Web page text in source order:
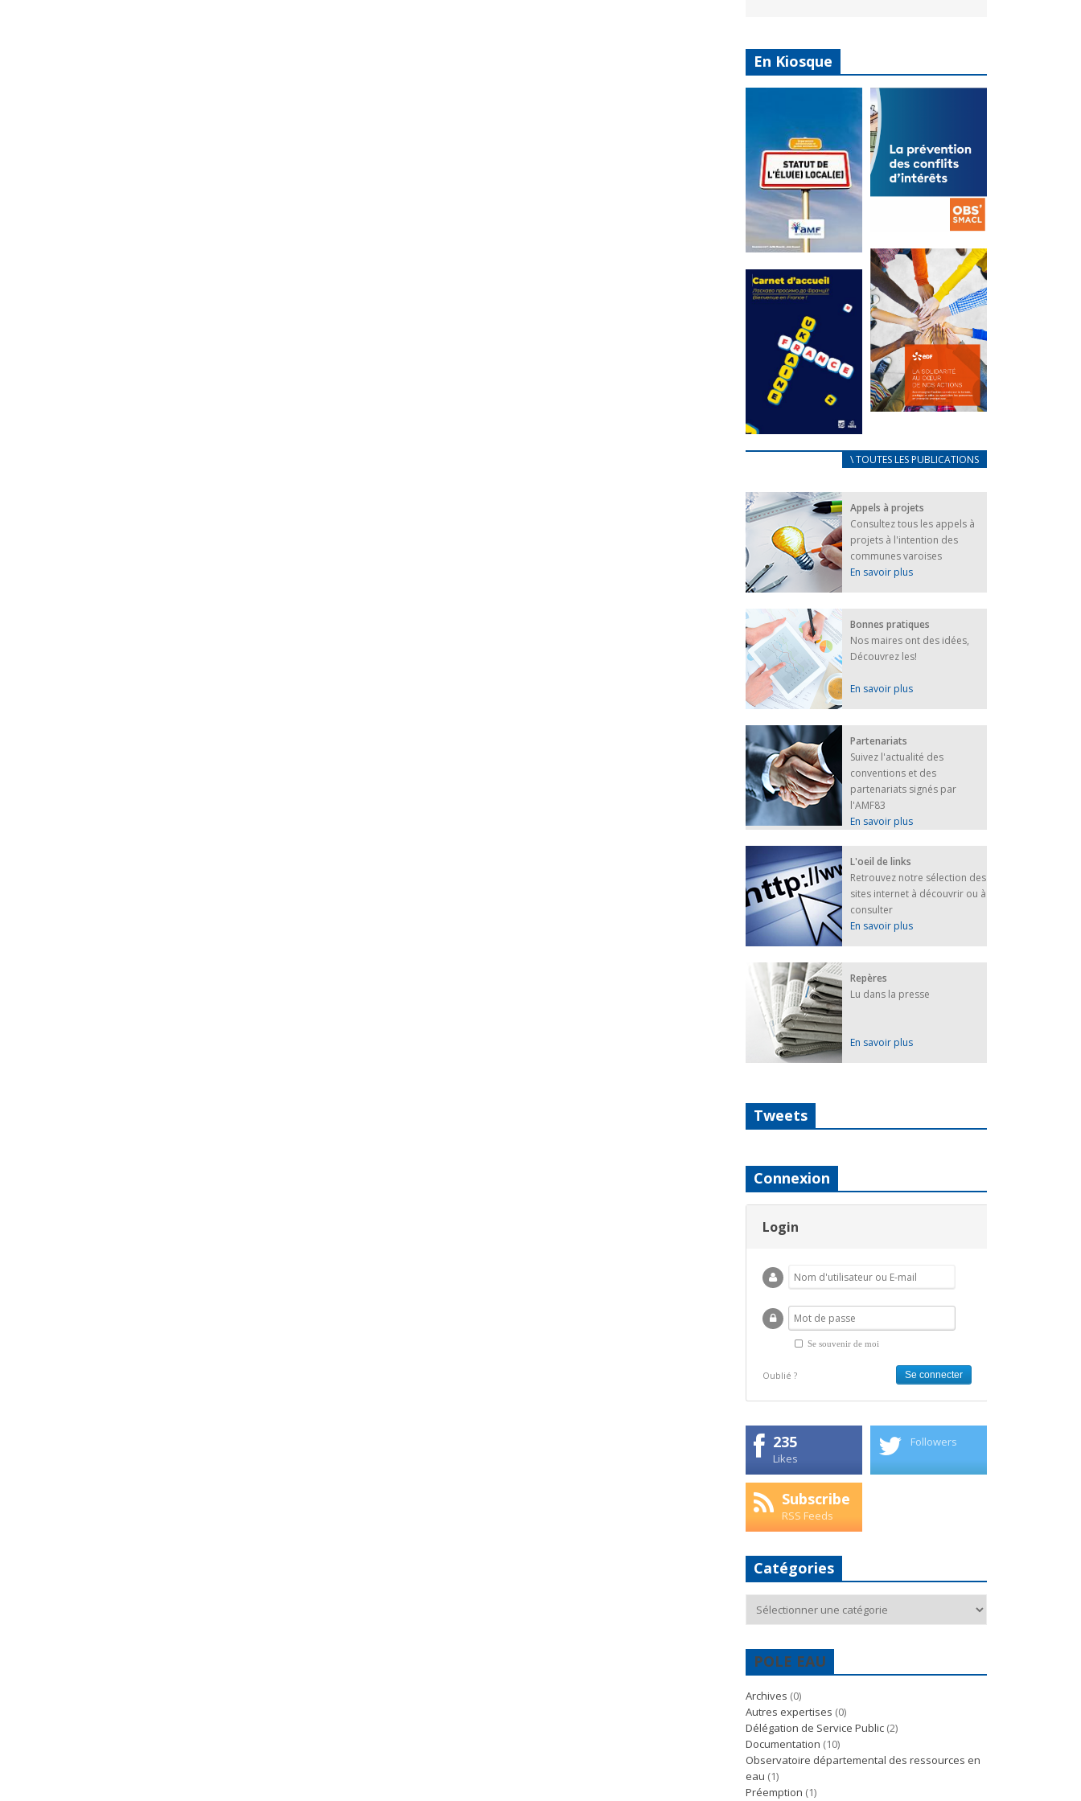
En Kiosque
Statut de
l’élu local
Mise à jour avril
2024
FEUILLETER
La
prévention
des conflits
d’intérêts
18 septembre 2023
FEUILLETER
au coeur de
nos actions
FEUILLETER
FRANÇAIS/UKRAINIEN
25 avril 2022
Afin
d’accompagner
au mieux les
réfugiés
ukrainiens arrivés
en France,...
FEUILLETER
\ TOUTES LES PUBLICATIONS
Appels à projets
Consultez tous les appels à
projets à l'intention des
communes varoises
En savoir plus
Bonnes pratiques
Nos maires ont des idées,
Découvrez les!
En savoir plus
Partenariats
Suivez l'actualité des
conventions et des
partenariats signés par
l'AMF83
En savoir plus
L'oeil de links
Retrouvez notre sélection des
sites internet à découvrir ou à
consulter
En savoir plus
Repères
Lu dans la presse
En savoir plus
Tweets
Connexion
Login
Se souvenir de moi
Oublié ?
235
Likes
Followers
Subscribe
RSS Feeds
Catégories
POLE EAU
Archives (0)
Autres expertises (0)
Délégation de Service Public (2)
Documentation (10)
Observatoire départemental des ressources en
eau (1)
Préemption (1)